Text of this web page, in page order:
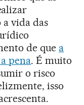
vida das
de que a
pena. É muito
o risco
isso